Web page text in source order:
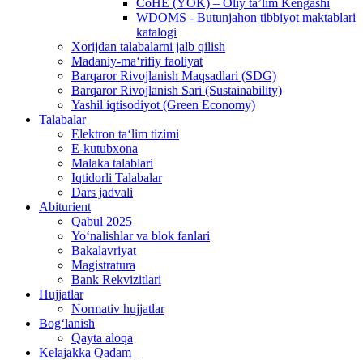
CoHE (YÖK) – Oliy ta’lim Kengashi
WDOMS - Butunjahon tibbiyot maktablari
katalogi
Xorijdan talabalarni jalb qilish
Madaniy-ma‘rifiy faoliyat
Barqaror Rivojlanish Maqsadlari (SDG)
Barqaror Rivojlanish Sari (Sustainability)
Yashil iqtisodiyot (Green Economy)
Talabalar
Elektron ta‘lim tizimi
E-kutubxona
Malaka talablari
Iqtidorli Talabalar
Dars jadvali
Abiturient
Qabul 2025
Yo‘nalishlar va blok fanlari
Bakalavriyat
Magistratura
Bank Rekvizitlari
Hujjatlar
Normativ hujjatlar
Bog‘lanish
Qayta aloqa
Kelajakka Qadam